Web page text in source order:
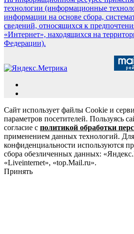
технологии (информационные
информации на основе сбора,
сведений, относящихся к
«Интернет», находящихся на
Федерации).
Сайт использует файлы Cookie и
параметров посетителей. Пользуясь
согласие с политикой обработки
применением данных технологий.
конфиденциальности используются
сбора обезличенных данных:
«Liveinternet», «top.Mail.ru».
Принять